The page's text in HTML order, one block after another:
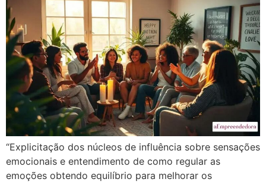
“Explicitação dos núcleos de influência sobre sensações
emocionais e entendimento de como regular as
emoções obtendo equilíbrio para melhorar os